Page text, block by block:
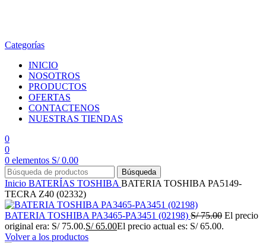
Categorías
INICIO
NOSOTROS
PRODUCTOS
OFERTAS
CONTACTENOS
NUESTRAS TIENDAS
0
0
0 elementos S/0.00
Búsqueda
Inicio BATERÍAS TOSHIBA BATERIA TOSHIBA PA5149-
TECRA Z40 (02332)
BATERIA TOSHIBA PA3465-PA3451 (02198) S/75.00 El precio
original era: S/ 75.00.S/65.00El precio actual es: S/ 65.00.
Volver a los productos